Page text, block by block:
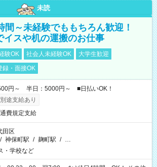
未読
間～未経験でももちろん歓迎！
イスや机の運搬のお仕事
験OK 社会人未経験OK
大学生歓迎
録・面接OK
円～ 半日：5000円～ ■日払いOK！
途支給あり
費規定支給
田区
/ 神保町駅 / 麹町駅 / …
・学校など